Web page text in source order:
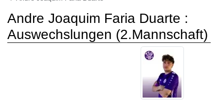
Andre Joaquim Faria Duarte :
Auswechslungen (2.Mannschaft)